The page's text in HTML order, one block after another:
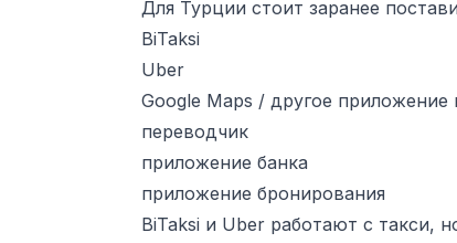
Для Турции стоит заранее
BiTaksi
Uber
Google Maps / другое приложение
переводчик
приложение банка
приложение бронирования
BiTaksi и Uber работают с такси,